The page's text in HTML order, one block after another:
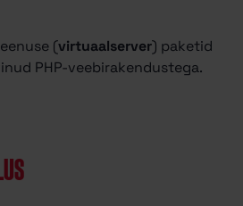
(virtuaalserver) paketid
PHP-veebirakendustega.